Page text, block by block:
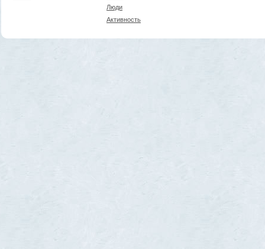
Люди
Активность